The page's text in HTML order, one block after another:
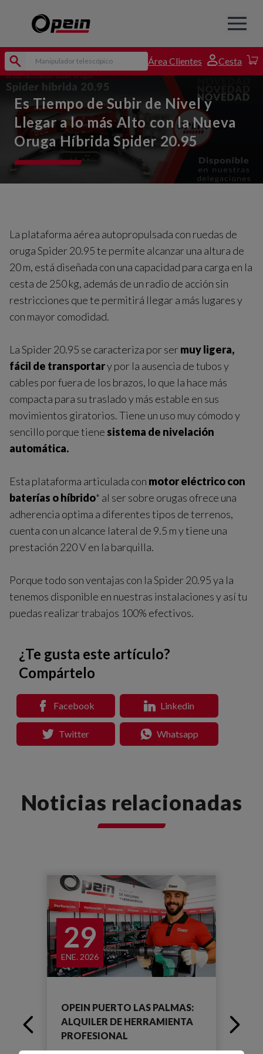
Área Clientes Cesta
Es Tiempo de Subir de Nivel y
Llegar a lo más Alto con la Nueva
Oruga Híbrida Spider 20.95
La plataforma aérea autopropulsada con ruedas de
oruga Spider 20.95 te permite alcanzar una altura de
20 m, está diseñada con una capacidad para carga en la
cesta de 250 kg, además de un radio de acción sin
restricciones que te permitirá llegar a más lugares y
con mayor comodidad.
La Spider 20.95 se caracteriza por ser muy ligera,
fácil de transportary por la ausencia de tubos y
cables por fuera de los brazos, lo que la hace más
compacta para su traslado y más estable en sus
movimientos giratorios. Tiene un uso muy cómodo y
sencillo porque tiene sistema de nivelación
automática.
Esta plataforma articulada con motor eléctrico con
baterías o híbrido* al ser sobre orugas ofrece una
adherencia optima a diferentes tipos de terrenos,
cuenta con un alcance lateral de 9.5 m y tiene una
prestación 220 V en la barquilla.
Porque todo son ventajas con la Spider 20.95 ya la
tenemos disponible en nuestras instalaciones y así tu
puedas realizar trabajos 100% efectivos.
¿Te gusta este artículo?
Compártelo
Facebook Linkedin
Twitter Whatsapp
Noticias relacionadas
29
ENE. 2026
OPEIN PUERTO LAS PALMAS:
ALQUILER DE HERRAMIENTA
PROFESIONAL